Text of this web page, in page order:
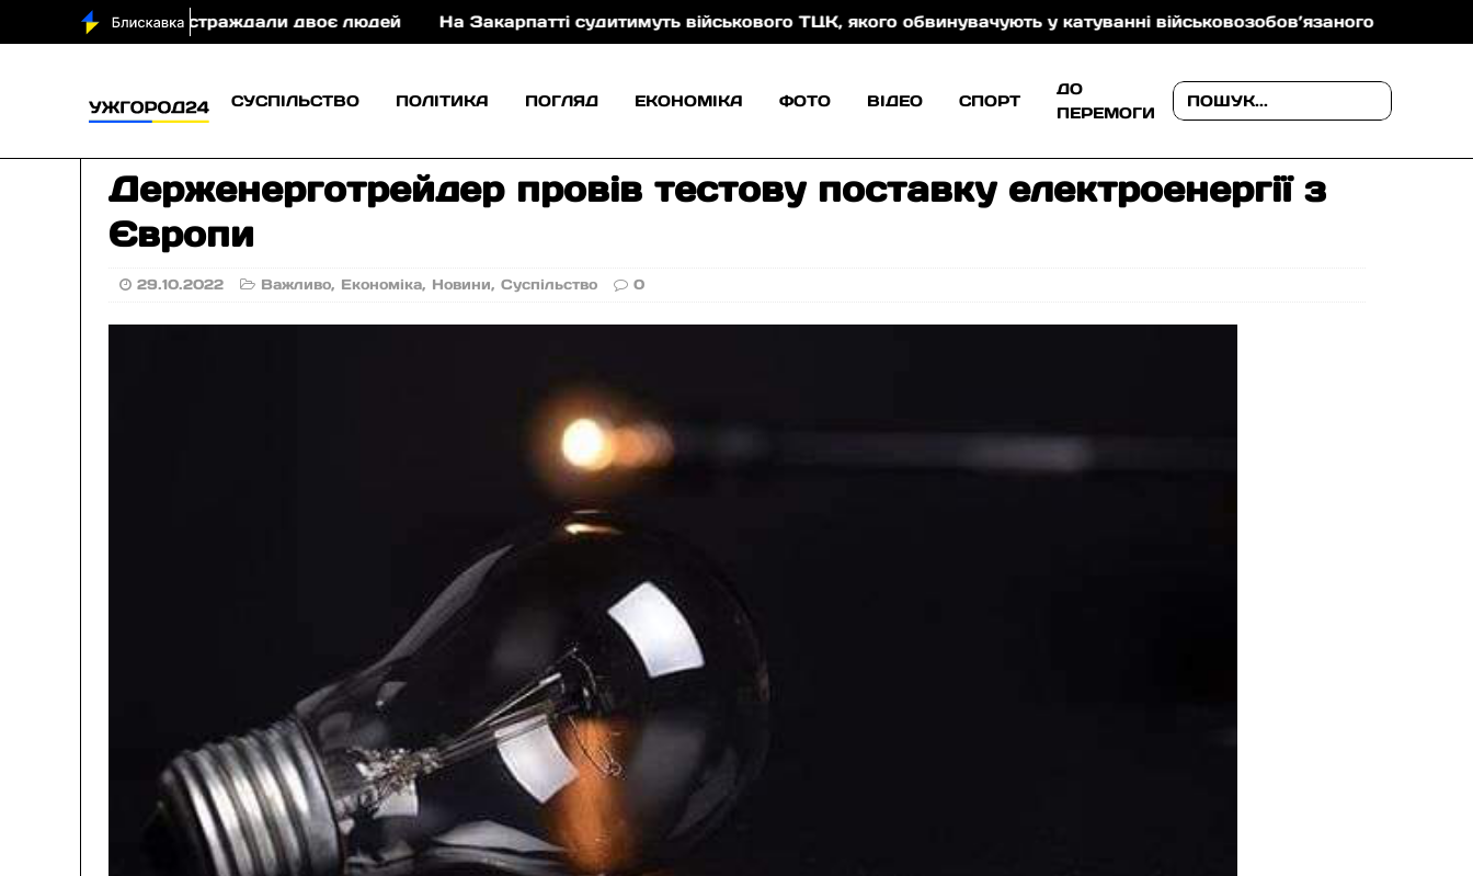
у ДТП постраждали двоє людей На Закарпатті судитимуть військового ТЦК, якого обвинувачують у катуванні військовозобов’язаного На
СУСПІЛЬСТВО ПОЛІТИКА ПОГЛЯД ЕКОНОМІКА ФОТО ВІДЕО СПОРТ
ДО
ПЕРЕМОГИ
Держенерготрейдер провів тестову поставку електроенергії з
Європи
29.10.2022 Важливо, Економіка, Новини,Суспільство 0